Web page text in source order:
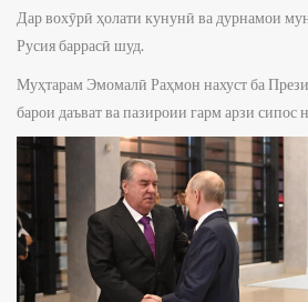
Дар вохӯрӣ ҳолати кунунӣ ва дурнамои
Русия баррасӣ шуд.
Муҳтарам Эмомалӣ Раҳмон нахуст ба
барои даъват ва пазироии гарм арзи сипос